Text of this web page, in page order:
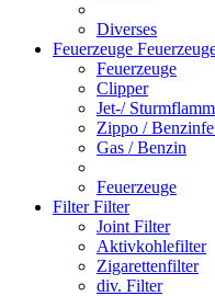
Diverses
Feuerzeuge
Feuerzeuge
Clipper
Jet-/
Zippo /
Gas / Benzin
Feuerzeuge
FilterFilter
Joint Filter
Aktivkohlefilter
Zigarettenfilter
div. Filter